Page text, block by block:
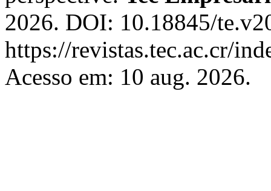
2026. DOI: 10.18845/
https://revistas.tec.ac.cr/
Acesso em: 10 aug. 2026.